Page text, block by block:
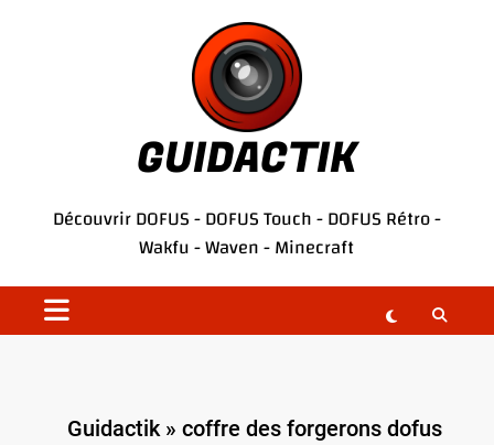
GUIDACTIK
DécouvrirDOFUS-DOFUS Touch-DOFUS Rétro-
Wakfu-Waven-Minecraft
Guidactik» coffre des forgerons dofus